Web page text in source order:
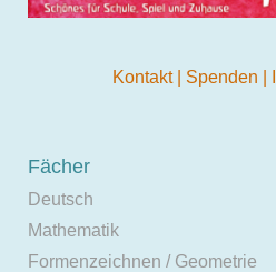
Kontakt Spenden
Fächer
Deutsch
Mathematik
Formenzeichnen / Geometrie